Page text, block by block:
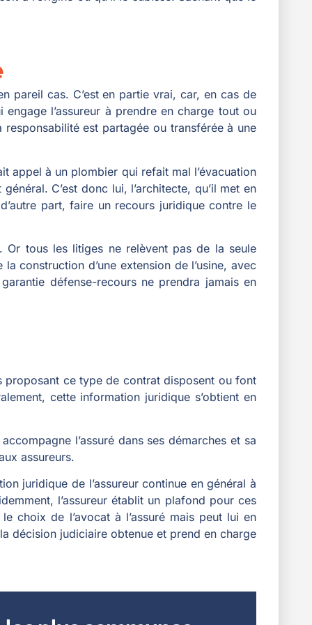
pareil cas. C’est en partie vrai, car, en cas de
l’assureur à prendre en charge tout ou
est partagée ou transférée à une
appel à un plombier qui refait mal l’évacuation
C’est donc lui, l’architecte, qu’il met en
part, faire un recours juridique contre le
tous les litiges ne relèvent pas de la seule
construction d’une extension de l’usine, avec
défense-recours ne prendra jamais en
proposant ce type de contrat disposent ou font
cette information juridique s’obtient en
l’assuré dans ses démarches et sa
assureurs.
juridique de l’assureur continue en général à
l’assureur établit un plafond pour ces
choix de l’avocat à l’assuré mais peut lui en
décision judiciaire obtenue et prend en charge